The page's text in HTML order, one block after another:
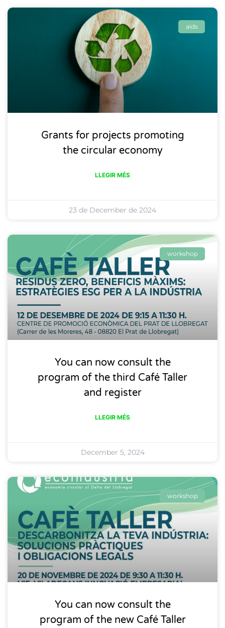
aids
Grants for projects promoting
the circular economy
LLEGIR MÉS
23 de December de 2024
workshop
You can now consult the
program of the third Café Taller
and register
LLEGIR MÉS
December 5, 2024
workshop
You can now consult the
program of the new Café Taller